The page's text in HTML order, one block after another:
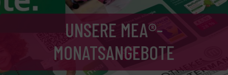
UNSERE MEA®-
MONATSANGEBOTE